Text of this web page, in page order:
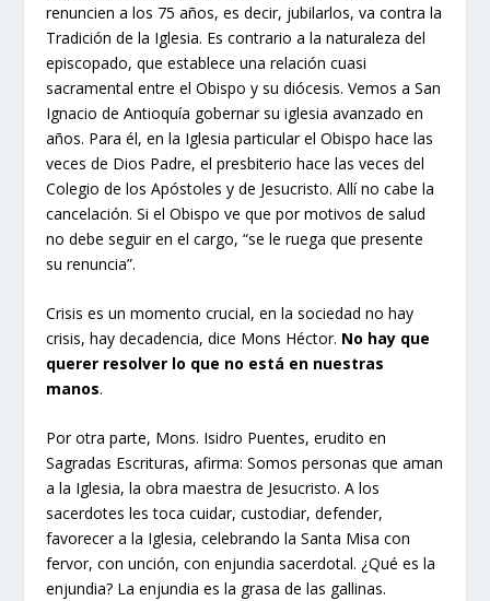
renuncien a los 75 años, es decir, jubilarlos, va contra la
Tradición de la Iglesia. Es contrario a la naturaleza del
episcopado, que establece una relación cuasi
sacramental entre el Obispo y su diócesis. Vemos a San
Ignacio de Antioquía gobernar su iglesia avanzado en
años. Para él, en la Iglesia particular el Obispo hace las
veces de Dios Padre, el presbiterio hace las veces del
Colegio de los Apóstoles y de Jesucristo. Allí no cabe la
cancelación. Si el Obispo ve que por motivos de salud
no debe seguir en el cargo, “se le ruega que presente
su renuncia”.
Crisis es un momento crucial, en la sociedad no hay
crisis, hay decadencia, dice Mons Héctor. No hay que
querer resolver lo que no está en nuestras
manos.
Por otra parte, Mons. Isidro Puentes, erudito en
Sagradas Escrituras, afirma: Somos personas que aman
a la Iglesia, la obra maestra de Jesucristo. A los
sacerdotes les toca cuidar, custodiar, defender,
favorecer a la Iglesia, celebrando la Santa Misa con
fervor, con unción, con enjundia sacerdotal. ¿Qué es la
enjundia? La enjundia es la grasa de las gallinas.